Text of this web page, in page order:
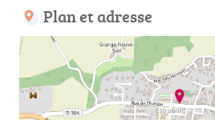
Plan et adresse